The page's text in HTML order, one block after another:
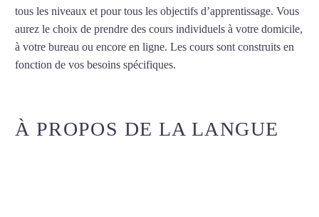
tous les niveaux et pour tous les objectifs d’apprentissage. Vous
aurez le choix de prendre des cours individuels à votre domicile,
à votre bureau ou encore en ligne. Les cours sont construits en
fonction de vos besoins spécifiques.
À PROPOS DE LA LANGUE